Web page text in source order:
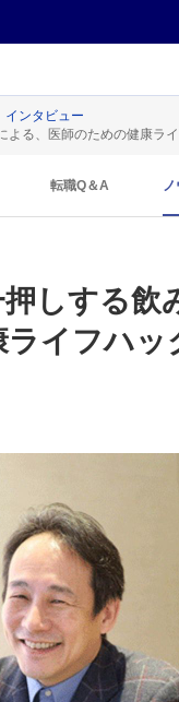
インタビュー
る、医師のための健康ラ
転職Q＆A
しする
イフハッ